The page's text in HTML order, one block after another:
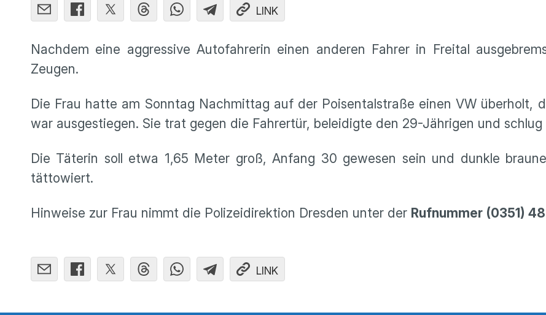
LINK
Nachdem eine aggressive Autofahrerin einen anderen Fahrer in Freital
Zeugen.
Die Frau hatte am Sonntag Nachmittag auf der Poisentalstraße einen VW überholt,
war ausgestiegen. Sie trat gegen die Fahrertür, beleidigte den 29-Jährigen und
Die Täterin soll etwa 1,65 Meter groß, Anfang 30 gewesen sein und dunkle
tättowiert.
Hinweise zur Frau nimmt die Polizeidirektion Dresden unter der Rufnummer (0351)
LINK